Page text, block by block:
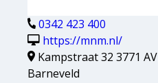
0342 423 400
https://mnm.nl/
Kampstraat 32 3771 AV
Barneveld